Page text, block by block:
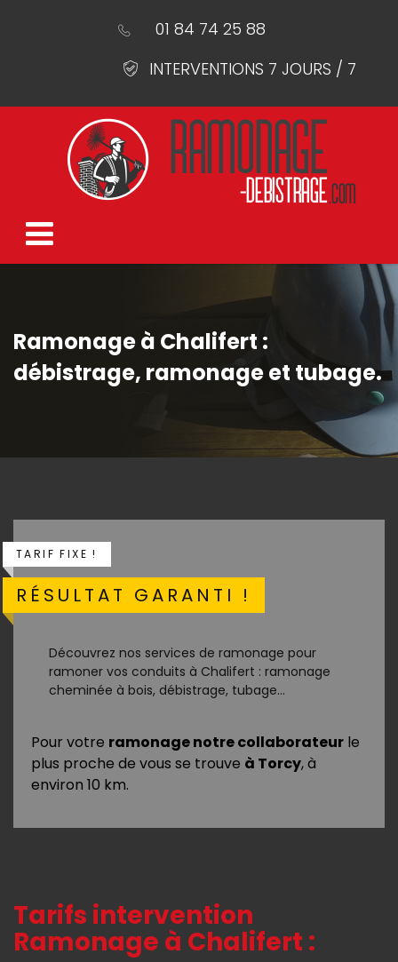
01 84 74 25 88
INTERVENTIONS 7 JOURS / 7
Ramonage à Chalifert :
débistrage, ramonage et tubage.
TARIF FIXE !
RÉSULTAT GARANTI !
Découvrez nos services de ramonage pour
ramoner vos conduits à Chalifert : ramonage
cheminée à bois, débistrage, tubage...
Pour votre ramonage notre collaborateur le
plus proche de vous se trouve à Torcy, à
environ 10 km.
Tarifs intervention
Ramonage à Chalifert :